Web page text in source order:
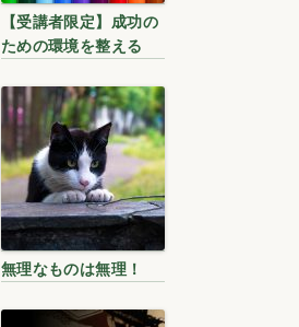
【受講者限定】成功の
ための環境を整える
無理なものは無理！